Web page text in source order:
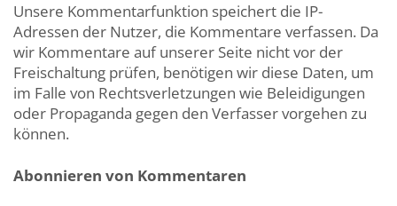
Unsere Kommentarfunktion speichert die IP-
Adressen der Nutzer, die Kommentare verfassen. Da
wir Kommentare auf unserer Seite nicht vor der
Freischaltung prüfen, benötigen wir diese Daten, um
im Falle von Rechtsverletzungen wie Beleidigungen
oder Propaganda gegen den Verfasser vorgehen zu
können.
Abonnieren von Kommentaren